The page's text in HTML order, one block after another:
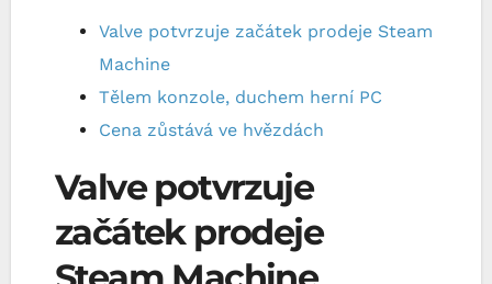
Valve potvrzuje začátek prodeje Steam
Machine
Tělem konzole, duchem herní PC
Cena zůstává ve hvězdách
Valve potvrzuje
začátek prodeje